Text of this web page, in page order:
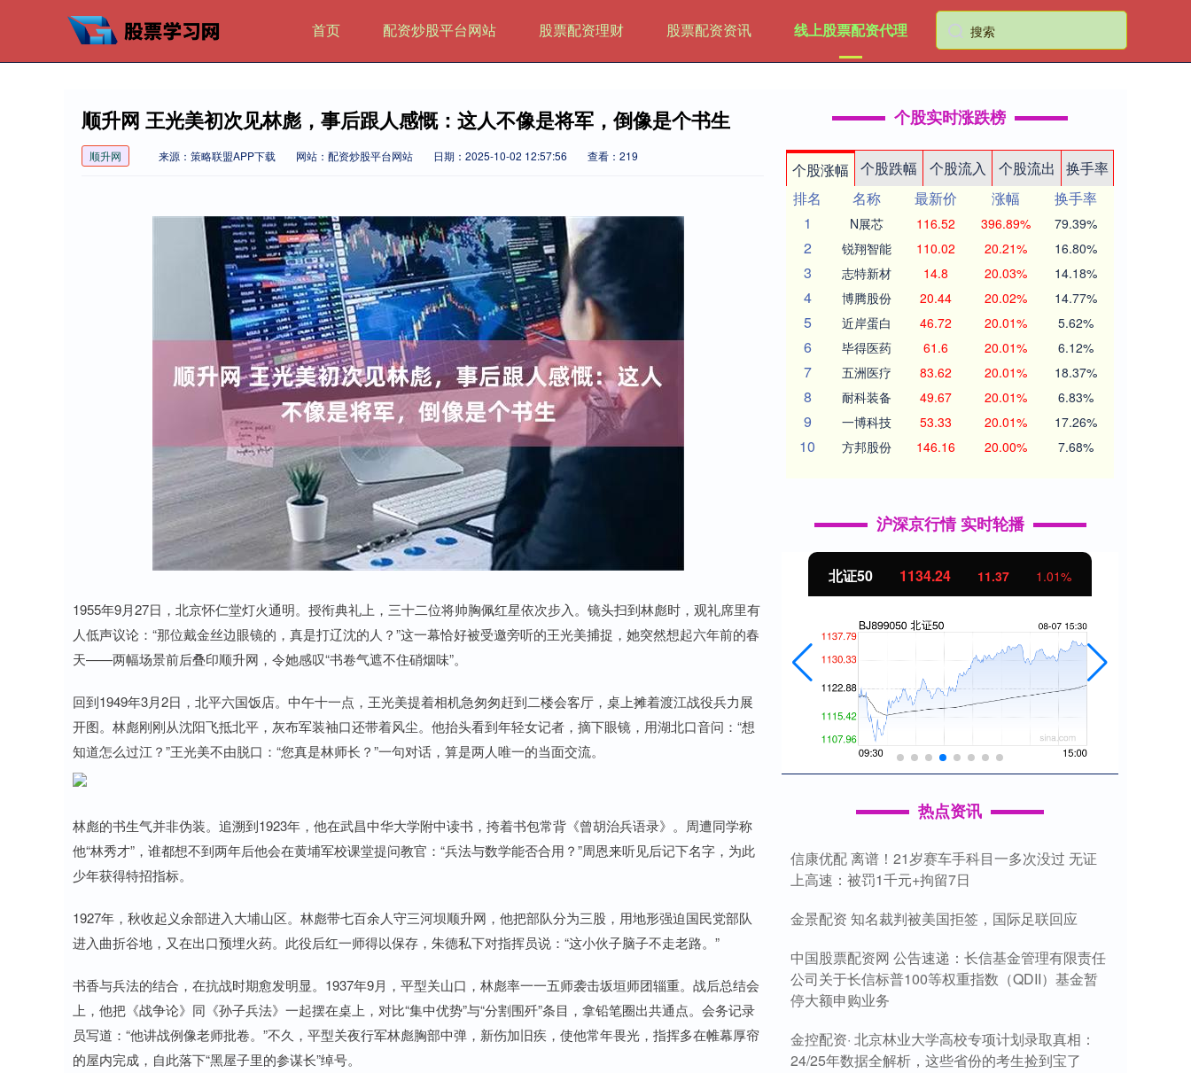
首页 配资炒股平台网站 股票配资理财 股票配资资讯 线上股票配资代理
顺升网 王光美初次见林彪，事后跟人感慨：这人不像是将军，倒像是个书生
顺升网 来源：策略联盟APP下载 网站：配资炒股平台网站 日期：2025-10-02 12:57:56 查看：219
1955年9月27日，北京怀仁堂灯火通明。授衔典礼上，三十二位将帅胸佩红星依次步入。镜头扫到林彪时，观礼席里有
人低声议论：“那位戴金丝边眼镜的，真是打辽沈的人？”这一幕恰好被受邀旁听的王光美捕捉，她突然想起六年前的春
天——两幅场景前后叠印顺升网，令她感叹“书卷气遮不住硝烟味”。
回到1949年3月2日，北平六国饭店。中午十一点，王光美提着相机急匆匆赶到二楼会客厅，桌上摊着渡江战役兵力展
开图。林彪刚刚从沈阳飞抵北平，灰布军装袖口还带着风尘。他抬头看到年轻女记者，摘下眼镜，用湖北口音问：“想
知道怎么过江？”王光美不由脱口：“您真是林师长？”一句对话，算是两人唯一的当面交流。
林彪的书生气并非伪装。追溯到1923年，他在武昌中华大学附中读书，挎着书包常背《曾胡治兵语录》。周遭同学称
他“林秀才”，谁都想不到两年后他会在黄埔军校课堂提问教官：“兵法与数学能否合用？”周恩来听见后记下名字，为此
少年获得特招指标。
1927年，秋收起义余部进入大埔山区。林彪带七百余人守三河坝顺升网，他把部队分为三股，用地形强迫国民党部队
进入曲折谷地，又在出口预埋火药。此役后红一师得以保存，朱德私下对指挥员说：“这小伙子脑子不走老路。”
书香与兵法的结合，在抗战时期愈发明显。1937年9月，平型关山口，林彪率一一五师袭击坂垣师团辎重。战后总结会
上，他把《战争论》同《孙子兵法》一起摆在桌上，对比“集中优势”与“分割围歼”条目，拿铅笔圈出共通点。会务记录
员写道：“他讲战例像老师批卷。”不久，平型关夜行军林彪胸部中弹，新伤加旧疾，使他常年畏光，指挥多在帷幕厚帘
的屋内完成，自此落下“黑屋子里的参谋长”绰号。
个股实时涨跌榜
个股涨幅 个股跌幅 个股流入 个股流出
换手率
排名
名称 最新价 涨幅
换手率
1
N展芯 116.52 396.89% 79.39%
2 锐翔智能 110.02 20.21% 16.80%
3 志特新材 14.8 20.03% 14.18%
4 博腾股份 20.44 20.02% 14.77%
5 近岸蛋白 46.72 20.01% 5.62%
6 毕得医药 61.6 20.01% 6.12%
7 五洲医疗 83.62 20.01% 18.37%
8 耐科装备 49.67 20.01% 6.83%
9 一博科技 53.33 20.01% 17.26%
10 方邦股份 146.16 20.00% 7.68%
沪深京行情 实时轮播
深证成指 14311.01 200.89 1.42% 沪深300 4694.44 43.13 北证50 1134.24 11.37 1.01%
热点资讯
信康优配 离谱！21岁赛车手科目一多次没过 无证
上高速：被罚1千元+拘留7日
金景配资 知名裁判被美国拒签，国际足联回应
中国股票配资网 公告速递：长信基金管理有限责任
公司关于长信标普100等权重指数（QDII）基金暂
停大额申购业务
金控配资· 北京林业大学高校专项计划录取真相：
24/25年数据全解析，这些省份的考生捡到宝了